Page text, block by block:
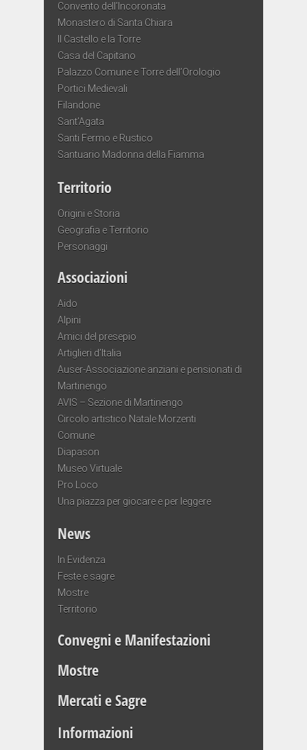
Convento dell’Incoronata
Monastero di Santa Chiara
Il Castello e la Torre
Casa del Capitano
Palazzo Comune e Torre dell’Orologio
Portici Medievali
Filandone
Sant’Agata
Santi Fermo e Rustico
Santuario Madonna della Fiamma
Territorio
Origini e Storia
Geografia e Territorio
Personaggi
Associazioni
Aido
Alpini
Amici del presepio
Artiglieri d’Italia
Auser-Associazione anziani e pensionati di
Martinengo
AVIS – Sezione di Martinengo
Circolo artistico Natale Morzenti
Comune
Diapason
Museo Virtuale
Pro Loco
Una piazza per giocare e per leggere
News
In Evidenza
Feste e sagre
Mostre
Territorio
Convegni e Manifestazioni
Mostre
Mercati e Sagre
Informazioni